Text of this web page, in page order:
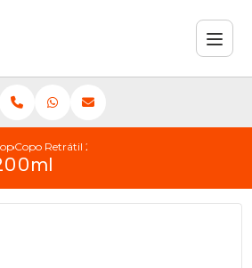
Copo Retrátil 200ml